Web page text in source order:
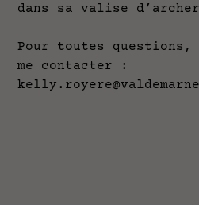
dans sa valise
Pour toutes
me contacter :